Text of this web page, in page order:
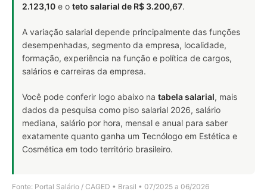
2.123,10 e o teto salarial de R$ 3.200,67.
A variação salarial depende principalmente das funções
desempenhadas, segmento da empresa, localidade,
formação, experiência na função e política de cargos,
salários e carreiras da empresa.
Você pode conferir logo abaixo na tabela salarial, mais
dados da pesquisa como piso salarial 2026, salário
mediana, salário por hora, mensal e anual para saber
exatamente quanto ganha um Tecnólogo em Estética e
Cosmética em todo território brasileiro.
Fonte: Portal Salário / CAGED • Brasil • 07/2025 a 06/2026